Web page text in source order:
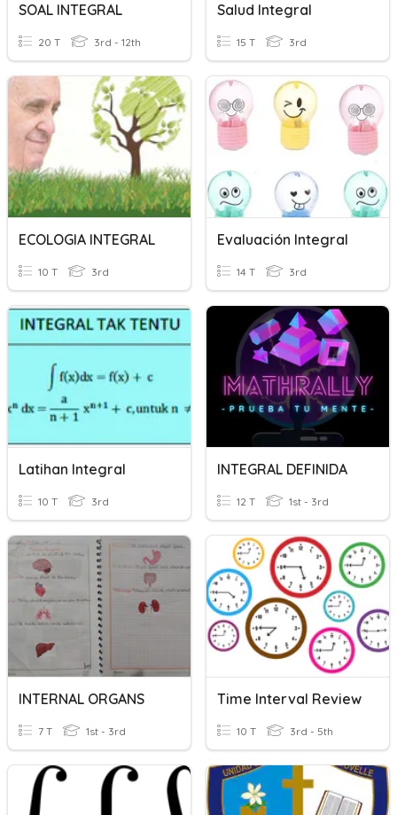
SOAL INTEGRAL
20 T 3rd - 12th
Salud Integral
15 T 3rd
ECOLOGIA INTEGRAL
10 T 3rd
Evaluación Integral
14 T 3rd
Latihan Integral
10 T 3rd
INTEGRAL DEFINIDA
12 T 1st - 3rd
INTERNAL ORGANS
7 T 1st - 3rd
Time Interval Review
10 T 3rd - 5th